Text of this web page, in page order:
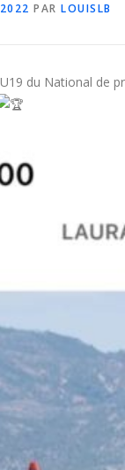
PAR LOUISLB
du National de